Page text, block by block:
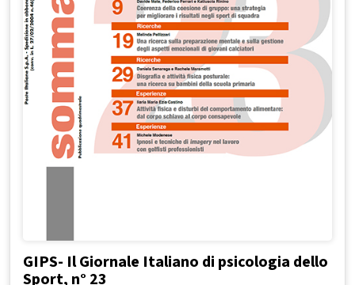
GIPS- Il Giornale Italiano di psicologia dello
Sport, n° 23